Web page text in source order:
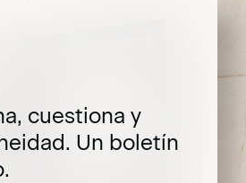
cuestiona y
Un boletín